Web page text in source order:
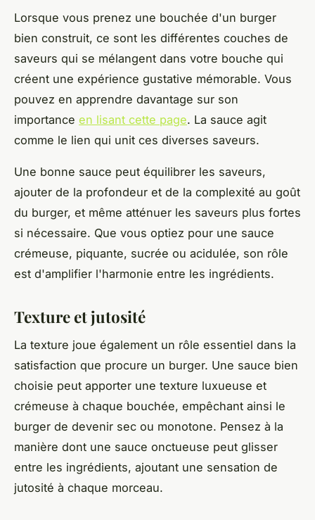
Lorsque vous prenez une bouchée d'un burger
bien construit, ce sont les différentes couches de
saveurs qui se mélangent dans votre bouche qui
créent une expérience gustative mémorable. Vous
pouvez en apprendre davantage sur son
importance en lisant cette page. La sauce agit
comme le lien qui unit ces diverses saveurs.
Une bonne sauce peut équilibrer les saveurs,
ajouter de la profondeur et de la complexité au goût
du burger, et même atténuer les saveurs plus fortes
si nécessaire. Que vous optiez pour une sauce
crémeuse, piquante, sucrée ou acidulée, son rôle
est d'amplifier l'harmonie entre les ingrédients.
Texture et jutosité
La texture joue également un rôle essentiel dans la
satisfaction que procure un burger. Une sauce bien
choisie peut apporter une texture luxueuse et
crémeuse à chaque bouchée, empêchant ainsi le
burger de devenir sec ou monotone. Pensez à la
manière dont une sauce onctueuse peut glisser
entre les ingrédients, ajoutant une sensation de
jutosité à chaque morceau.